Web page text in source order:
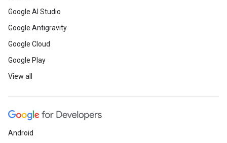
Google AI Studio
Google Antigravity
Google Cloud
Google Play
View all
Android